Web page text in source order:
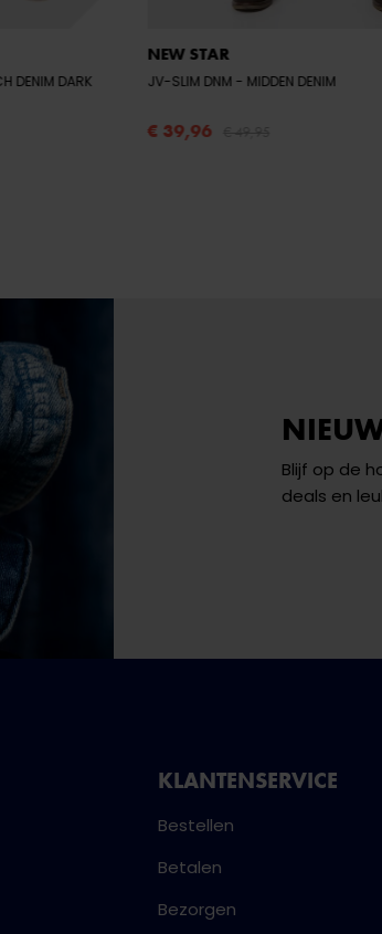
DENIM DARK
NEW STAR
JV-SLIM DNM - MIDDEN DENIM
€ 39,96
Blijf op de
deals en
KLANTENSERVICE
Bestellen
Betalen
Bezorgen